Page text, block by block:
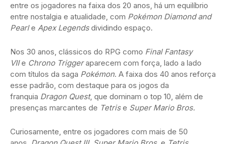
entre os jogadores na faixa dos 20 anos, há um equilíbrio
entre nostalgia e atualidade, com Pokémon Diamond and
Pearle Apex Legendsdividindo espaço.
Nos 30 anos, clássicos do RPG como Final Fantasy
VIIe Chrono Triggeraparecem com força, lado a lado
com títulos da saga Pokémon. A faixa dos 40 anos reforça
esse padrão, com destaque para os jogos da
franquia Dragon Quest, que dominam o top 10, além de
presenças marcantes de Tetrise Super Mario Bros.
Curiosamente, entre os jogadores com mais de 50